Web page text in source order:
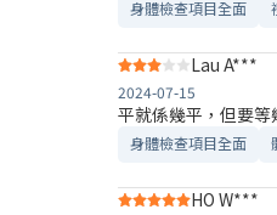
身體檢查項目全面
Lau A***
2024-07-15
平就係幾平，但要
身體檢查項目全面
HO W***